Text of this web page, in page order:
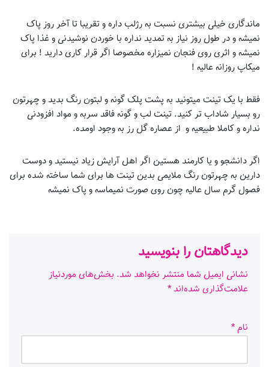
ماندگاری خیلی بیشتری نسبت به رژلب داره و تقریبا تا آخر روز پاک
نمیشه و در طول روز نیاز به تمدید نداره با خوردن نوشیدنی و غذا پاک
نمیشه و اثری روی فنجان نمیزاره مخصوصا اگر قرار کاری دارید ! برای
میکاپ روزانه عالیه !
فقط با یک تینت میتونید به پشت پلک گونه و لبتون رنگ بدید و چهرتون
رو بسیار شاداب تر کنید. تینت لب و گونه فاقد سربه و مواد افزودنی
نداره و کاملا طبیعیه و از عصاره گل رز به وجود اومده.
اگر دانشجو و یا کارمند هستین اگر اهل آرایش زیاد نیستید و دوست
دارین به چهرتون رنگ ملایمی بدین تینت ها برای شما ساخته شده برای
فصول گرم سال عالیه چون روی صورت نمیماسه و پاک نمیشه
دیدگاهتان را بنویسید
نشانی ایمیل شما منتشر نخواهد شد. بخش‌های موردنیاز
علامت‌گذاری شده‌اند*
نام*